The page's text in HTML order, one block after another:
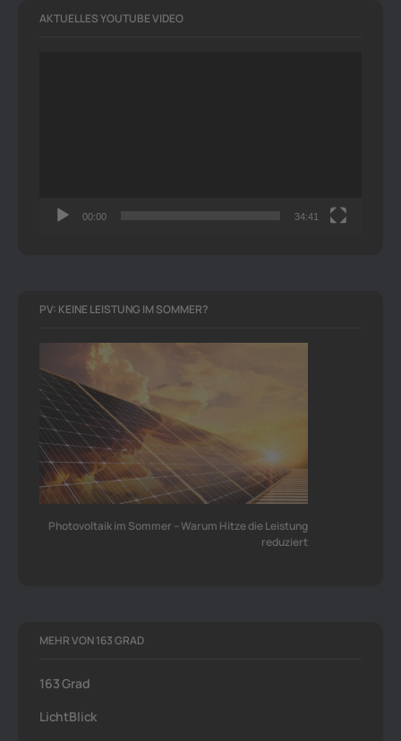
AKTUELLES YOUTUBE VIDEO
00:00 34:41
PV: KEINE LEISTUNG IM SOMMER?
Photovoltaik im Sommer – Warum Hitze die Leistung
reduziert
MEHR VON 163 GRAD
163 Grad
LichtBlick